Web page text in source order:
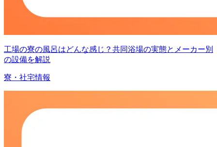
工場の寮の風呂はどんな感じ？共同浴場の実態とメーカー別
の設備を解説
寮・社宅情報